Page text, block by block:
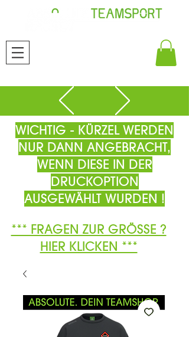
WICHTIG - KÜRZEL WERDEN
NUR DANN ANGEBRACHT,
WENN DIESE IN DER
DRUCKOPTION
AUSGEWÄHLT WURDEN !
*** FRAGEN ZUR GRÖSSE ?
HIER KLICKEN ***